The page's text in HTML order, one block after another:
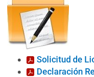
Solicitud de
Declaración